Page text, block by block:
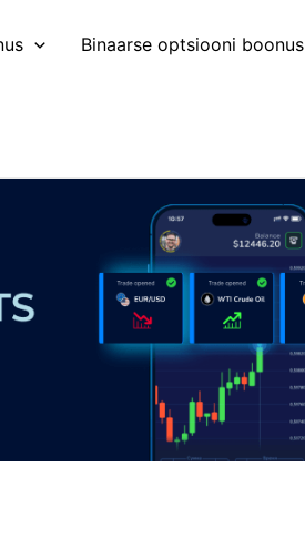
Binaarse optsiooni boonus